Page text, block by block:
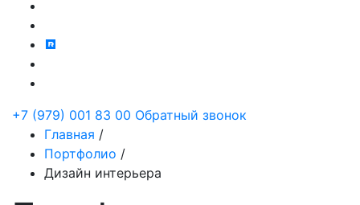
+7 (979) 001 83 00 Обратный звонок
Главная /
Портфолио /
Дизайн интерьера